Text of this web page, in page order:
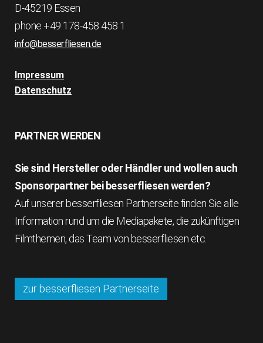
D-45219 Essen
phone +49 178-458 458 1
info@besserfliesen.de
Impressum
Datenschutz
PARTNER WERDEN
Sie sind Hersteller oder Händler und wollen auch
Sponsorpartner bei besserfliesen werden?
Auf unserer besserfliesen Partnerseite finden Sie alle
Information rund um die Mediapakete, die zukünftigen
Filmthemen, das Team von besserfliesen etc.
zur besserfliesen Partnerseite